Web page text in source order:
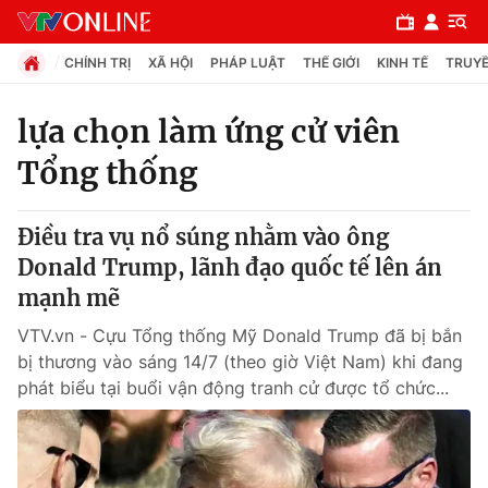
Chuyên mục
Chính trị
Xã hội
Pháp luật
Y tế
Thế giới
CHÍNH TRỊ XÃ HỘI PHÁP LUẬT THẾ GIỚI KINH TẾ
lựa chọn làm ứng cử viên
Tổng thống
Điều tra vụ nổ súng nhằm vào ông
Donald Trump, lãnh đạo quốc tế lên án
mạnh mẽ
VTV.vn - Cựu Tổng thống Mỹ Donald Trump đã bị bắn
bị thương vào sáng 14/7 (theo giờ Việt Nam) khi đang
phát biểu tại buổi vận động tranh cử được tổ chức...